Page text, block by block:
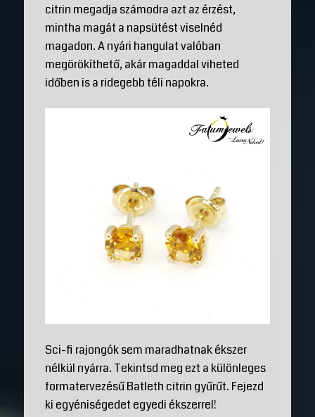
citrin megadja számodra azt az érzést,
mintha magát a napsütést viselnéd
magadon. A nyári hangulat valóban
megörökíthető, akár magaddal viheted
időben is a ridegebb téli napokra.
Sci-fi rajongók sem maradhatnak ékszer
nélkül nyárra. Tekintsd meg ezt a különleges
formatervezésű Batleth citrin gyűrűt. Fejezd
ki egyéniségedet egyedi ékszerrel!